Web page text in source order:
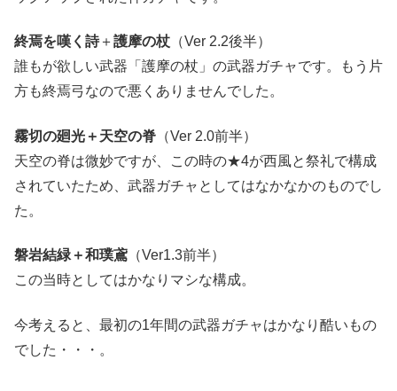
終焉を嘆く詩＋護摩の杖 （Ver 2.2後半）
誰もが欲しい武器「護摩の杖」の武器ガチャです。もう片
方も終焉弓なので悪くありませんでした。
霧切の廻光＋天空の脊 （Ver 2.0前半）
天空の脊は微妙ですが、この時の★4が西風と祭礼で構成
されていたため、武器ガチャとしてはなかなかのものでし
た。
磐岩結緑＋和璞鳶 （Ver1.3前半）
この当時としてはかなりマシな構成。
今考えると、最初の1年間の武器ガチャはかなり酷いもの
でした・・・。